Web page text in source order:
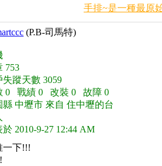
手排~是一種最原
(P.B-司馬特)
753
失蹤天數 3059
0 戰績 0 改裝 0 故障 0
縣 中壢市 來自 住中壢的台
於 2010-9-27 12:44 AM
一下!!!